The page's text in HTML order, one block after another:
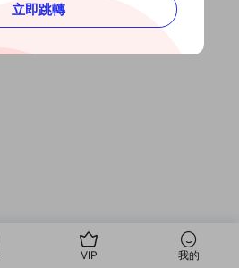
VIP 我的
立即跳轉